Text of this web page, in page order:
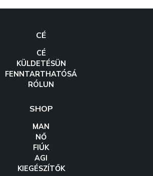
CÉ
CÉ
KÜLDETÉSÜN
FENNTARTHATÓSÁ
RÓLUN
SHOP
MAN
NŐ
FIÚK
AGI
KIEGÉSZÍTŐK